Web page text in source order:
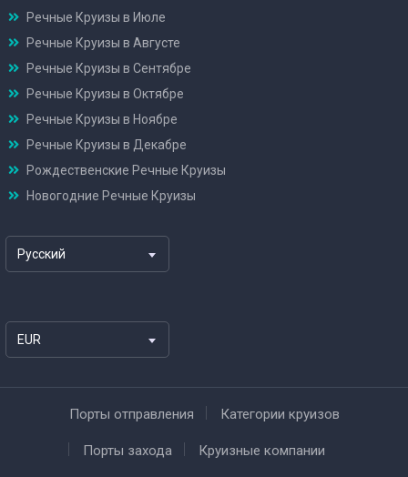
Речные Круизы в Июле
Речные Круизы в Августе
Речные Круизы в Сентябре
Речные Круизы в Октябре
Речные Круизы в Ноябре
Речные Круизы в Декабре
Рождественские Речные Круизы
Новогодние Речные Круизы
Русский
EUR
Порты отправления Категории круизов
Порты захода Круизные компании